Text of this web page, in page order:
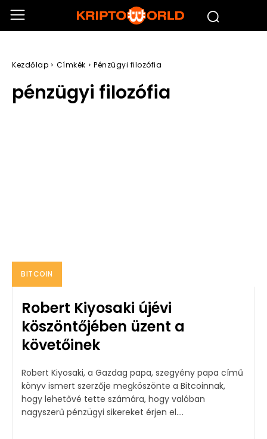
Kezdőlap Címkék Pénzügyi filozófia
pénzügyi filozófia
BITCOIN
Robert Kiyosaki újévi
köszöntőjében üzent a
követőinek
Robert Kiyosaki, a Gazdag papa, szegyény papa című
könyv ismert szerzője megköszönte a Bitcoinnak,
hogy lehetővé tette számára, hogy valóban
nagyszerű pénzügyi sikereket érjen el....